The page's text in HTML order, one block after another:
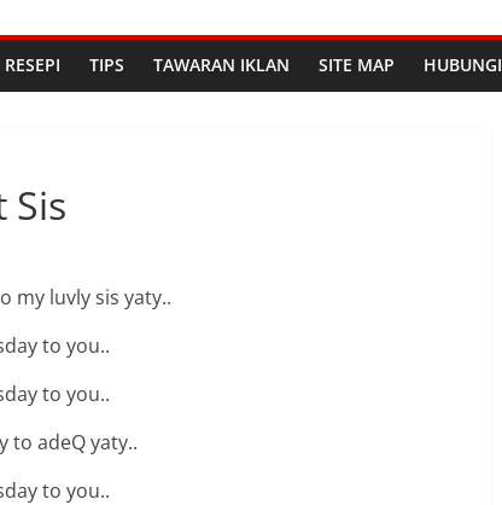
RESEPI TIPS TAWARAN IKLAN SITE MAP HUBUNGI
Sis
my luvly sis yaty..
to you..
to you..
to adeQ yaty..
to you..